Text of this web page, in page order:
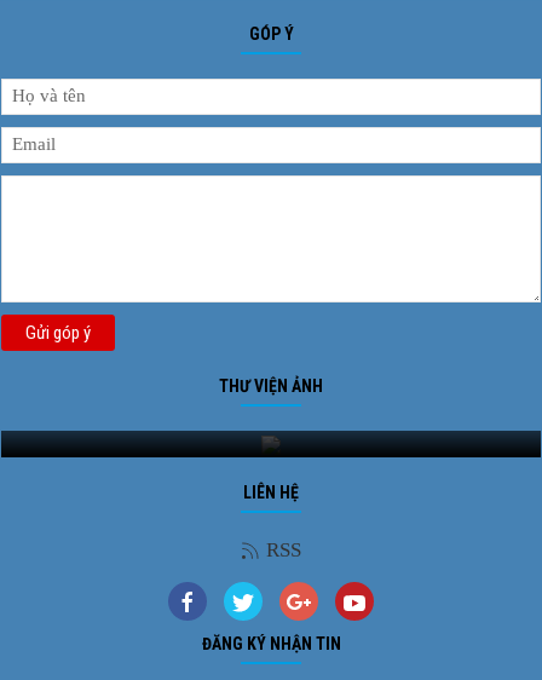
GÓP Ý
Gửi góp ý
THƯ VIỆN ẢNH
LIÊN HỆ
RSS
ĐĂNG KÝ NHẬN TIN